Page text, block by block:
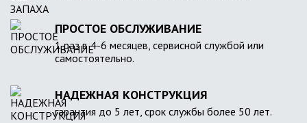
ПРОСТОЕ ОБСЛУЖИВАНИЕ
1 раз в 4-6 месяцев, сервисной службой или
самостоятельно.
НАДЕЖНАЯ КОНСТРУКЦИЯ
гарантия до 5 лет, срок службы более 50 лет.